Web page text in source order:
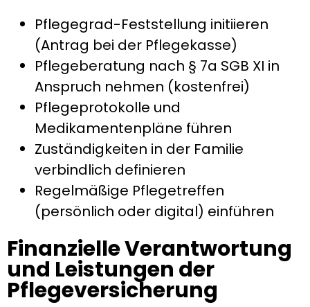
Pflegegrad-Feststellung initiieren
(Antrag bei der Pflegekasse)
Pflegeberatung nach § 7a SGB XI in
Anspruch nehmen (kostenfrei)
Pflegeprotokolle und
Medikamentenpläne führen
Zuständigkeiten in der Familie
verbindlich definieren
Regelmäßige Pflegetreffen
(persönlich oder digital) einführen
Finanzielle Verantwortung
und Leistungen der
Pflegeversicherung